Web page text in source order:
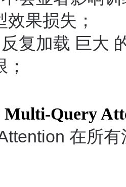
果损失；
复加载 巨大
Multi-Query
在所有